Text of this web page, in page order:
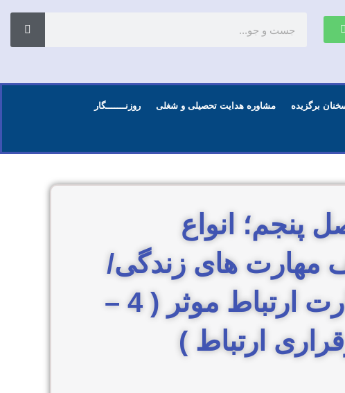
برگزیده مشاوره هدایت تحصیلی و شغلی روزنـــــــگار
زندگی (28) فصل پنجم؛ انواع
های زندگی/
قسمت ششم : توضیح مهارت ارتباط موثر ( 4 –
ارتباط )